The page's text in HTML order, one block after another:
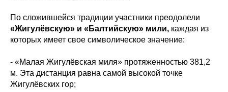
По сложившейся традиции участники преодолели
«Жигулёвскую» и «Балтийскую» мили, каждая из
которых имеет свое символическое значение:
- «Малая Жигулёвская миля» протяженностью 381,2
м. Эта дистанция равна самой высокой точке
Жигулёвских гор;